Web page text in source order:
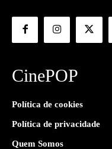
CinePOP
Política de cookies
Política de privacidade
Quem Somos